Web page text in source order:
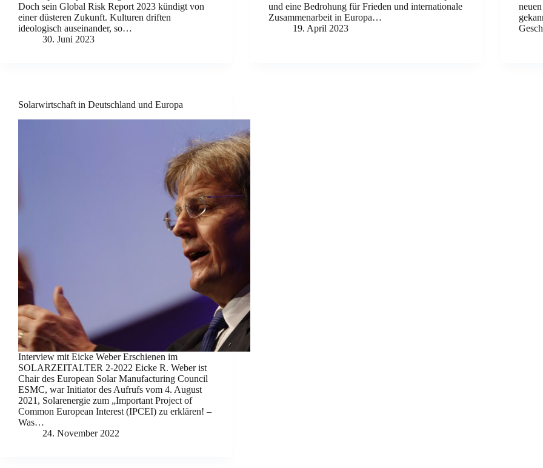
Doch sein Global Risk Report 2023 kündigt von
einer düsteren Zukunft. Kulturen driften
ideologisch auseinander, so…
30. Juni 2023
und eine Bedrohung für Frieden und internationale
Zusammenarbeit in Europa…
19. April 2023
Solarwirtschaft in Deutschland und Europa
Interview mit Eicke Weber Erschienen im
SOLARZEITALTER 2-2022 Eicke R. Weber ist
Chair des European Solar Manufacturing Council
ESMC, war Initiator des Aufrufs vom 4. August
2021, Solarenergie zum „Important Project of
Common European Interest (IPCEI) zu erklären! –
Was…
24. November 2022